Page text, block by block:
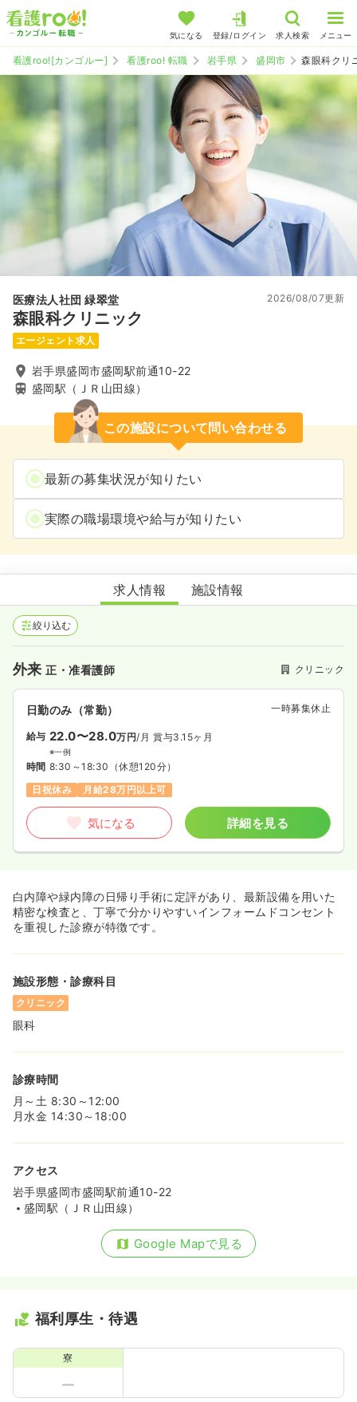
気になる 登録/ログイン 求人検索 メニュー
看護roo![カンゴルー] 看護roo! 転職 岩手県 盛岡市 森眼科クリ
医療法人社団 緑翠堂
森眼科クリニック
2026/08/07更新
エージェント求人
岩手県盛岡市盛岡駅前通10-22
盛岡駅（ＪＲ山田線）
この施設について問い合わせる
最新の募集状況が知りたい
実際の職場環境や給与が知りたい
森眼科クリニック
求人情報 施設情報
絞り込む
外来正・准看護師 クリニック
日勤のみ（常勤） 一時募集休止
給与 22.0〜28.0万円/月 賞与3.15ヶ月
※一例
時間 8:30～18:30 （休憩120分）
日祝休み
月給28万円以上可
気になる 詳細を見る
白内障や緑内障の日帰り手術に定評があり、最新設備を用いた
精密な検査と、丁寧で分かりやすいインフォームドコンセント
を重視した診療が特徴です。
施設形態・診療科目
クリニック
眼科
診療時間
月～土 8:30～12:00
月水金 14:30～18:00
アクセス
岩手県盛岡市盛岡駅前通10-22
盛岡駅（ＪＲ山田線）
Google Mapで見る
福利厚生・待遇
寮